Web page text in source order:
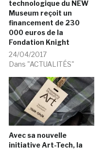
technologique du NEW
Museum reçoit un
financement de 230
000 euros de la
Fondation Knight
24/04/2017
Dans "ACTUALITÉS"
Avec sa nouvelle
initiative Art-Tech, la